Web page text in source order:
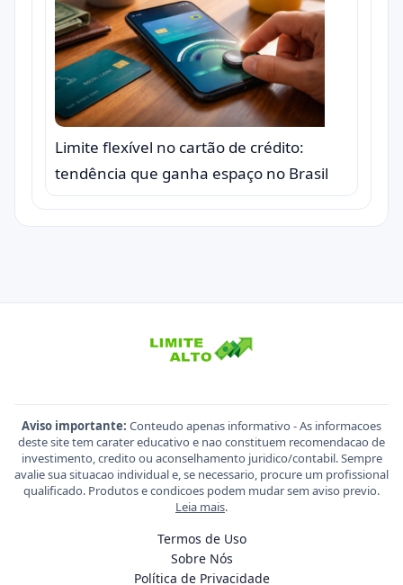
Limite flexível no cartão de crédito:
tendência que ganha espaço no Brasil
Aviso importante: Conteudo apenas informativo - As informacoes
deste site tem carater educativo e nao constituem recomendacao de
investimento, credito ou aconselhamento juridico/contabil. Sempre
avalie sua situacao individual e, se necessario, procure um profissional
qualificado. Produtos e condicoes podem mudar sem aviso previo.
Leia mais.
Termos de Uso
Sobre Nós
Política de Privacidade